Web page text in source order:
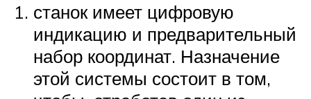
станок имеет цифровую
индикацию и предварительный
набор координат. Назначение
этой системы состоит в том,